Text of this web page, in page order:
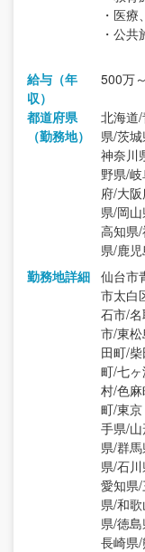
・医
・公
給与（年
収）
500万
都道府県
（勤務地）
北海道
県/茨
神奈川
野県/
府/大
県/岡
高知県
県/鹿
勤務地詳細 仙台市
市太白
石市/
市/東
田町/
町/七
村/色
町/東
手県/
県/群
県/石
愛知県
県/和
県/徳
長崎県